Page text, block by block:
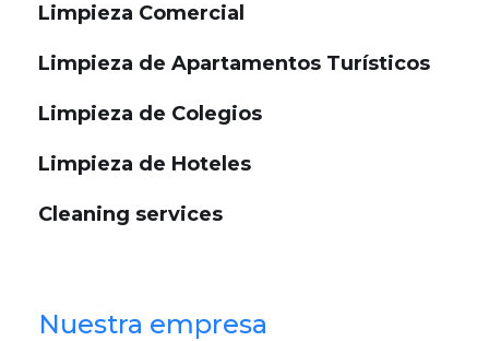
Limpieza Comercial
Limpieza de Apartamentos Turísticos
Limpieza de Colegios
Limpieza de Hoteles
Cleaning services
Nuestra empresa